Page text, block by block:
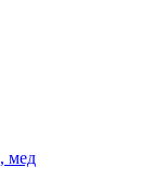
мед